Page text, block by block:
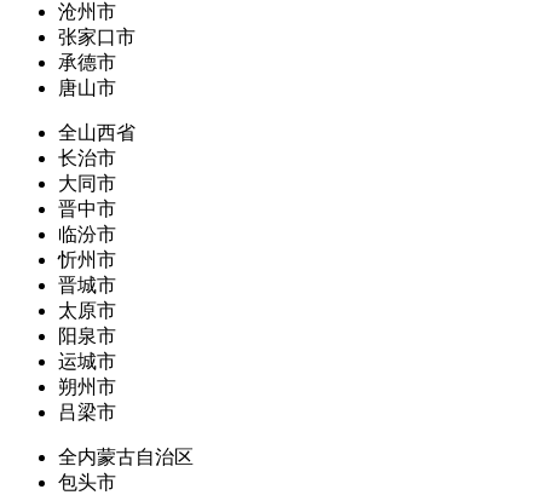
沧州市
张家口市
承德市
唐山市
全山西省
长治市
大同市
晋中市
临汾市
忻州市
晋城市
太原市
阳泉市
运城市
朔州市
吕梁市
全内蒙古自治区
包头市